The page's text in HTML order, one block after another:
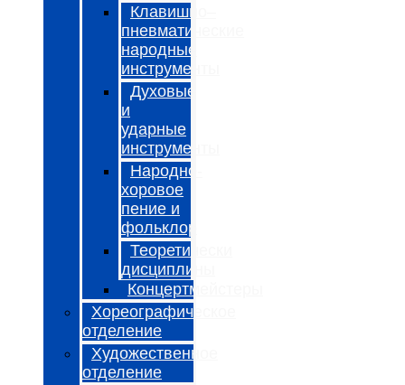
Клавишно–
пневматические
народные
инструменты
Духовые
и
ударные
инструменты
Народно-
хоровое
пение и
фольклор
Теоретически
дисциплины
Концертмейстеры
Хореографическое
отделение
Художественное
отделение